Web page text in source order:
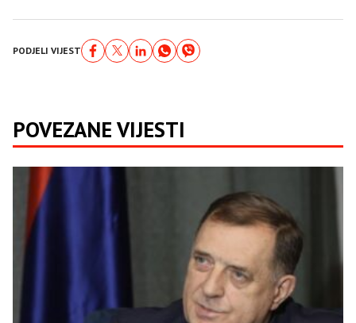
PODJELI VIJEST
POVEZANE VIJESTI